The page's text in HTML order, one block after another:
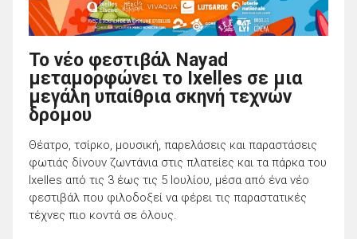
Το νέο φεστιβάλ Nayad
μεταμορφώνει το Ixelles σε μια
μεγάλη υπαίθρια σκηνή τεχνών
δρόμου
Θέατρο, τσίρκο, μουσική, παρελάσεις και παραστάσεις
φωτιάς δίνουν ζωντάνια στις πλατείες και τα πάρκα του
Ixelles από τις 3 έως τις 5 Ιουλίου, μέσα από ένα νέο
φεστιβάλ που φιλοδοξεί να φέρει τις παραστατικές
τέχνες πιο κοντά σε όλους.